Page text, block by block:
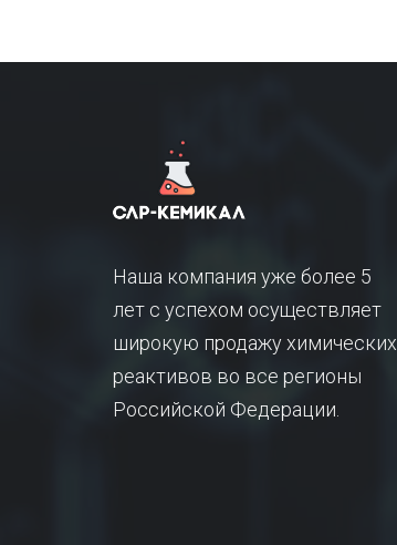
Наша компания уже более 5
лет с успехом осуществляет
широкую продажу химических
реактивов во все регионы
Российской Федерации.